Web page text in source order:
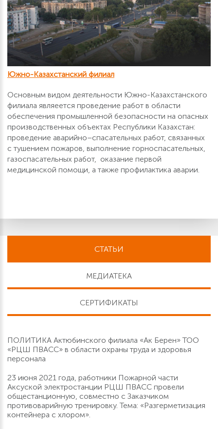
Южно-Казахстанский филиал
Основным видом деятельности Южно-Казахстанского
филиала являеется проведение работ в области
обеспечения промышленной безопасности на опасных
производственных объектах Республики Казахстан:
проведение аварийно–спасательных работ, связанных
с тушением пожаров, выполнение горноспасательных,
газоспасательных работ, оказание первой
медицинской помощи, а также профилактика аварии.
СТАТЬИ
МЕДИАТЕКА
СЕРТИФИКАТЫ
ПОЛИТИКА Актюбинского филиала «Ак Берен» ТОО
«РЦШ ПВАСС» в области охраны труда и здоровья
персонала
23 июня 2021 года, работники Пожарной части
Аксуской электростанции РЦШ ПВАСС провели
общестанционную, совместно с Заказчиком
противоварийную тренировку. Тема: «Разгерметизация
контейнера с хлором».